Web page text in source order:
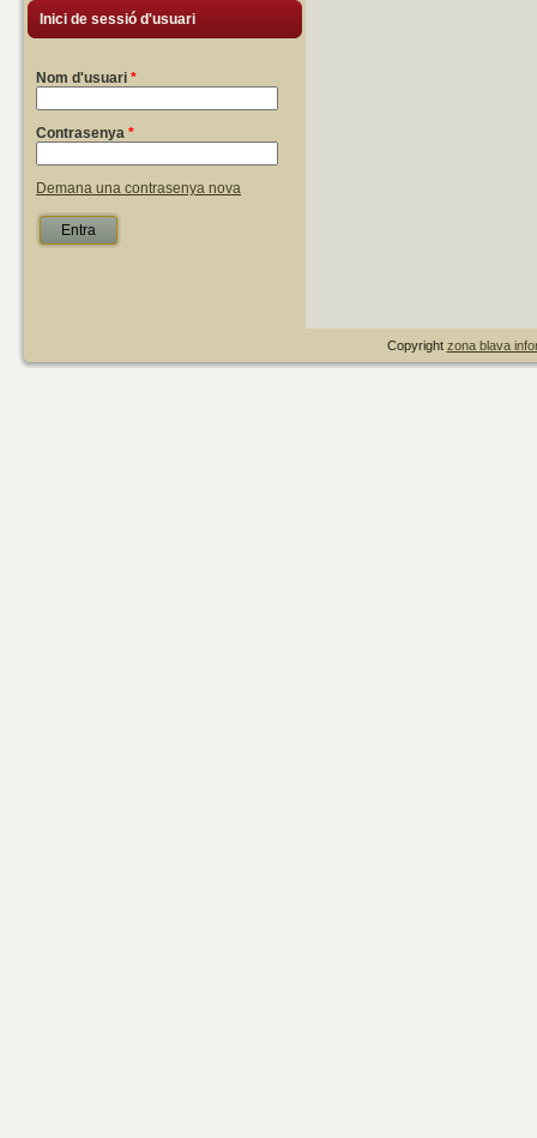
Inici de sessió d'usuari
Nom d'usuari *
Contrasenya *
Demana una contrasenya nova
Copyright zona blava